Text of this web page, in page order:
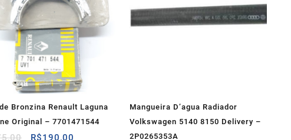
Bronzina Renault Laguna
Original – 7701471544
O
R$190,00
Mangueira D’agua Radiador
Volkswagen 5140 8150 Delivery –
2P0265353A